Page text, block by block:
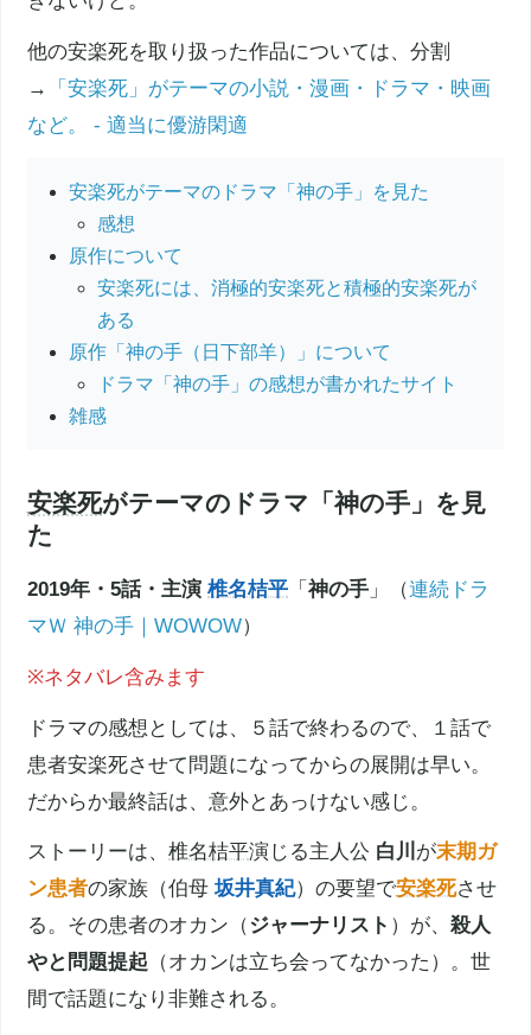
他の安楽死を取り扱った作品については、分割
→
「安楽死」がテーマの小説・漫画・ドラマ・映画
など。 - 適当に優游閑適
安楽死がテーマのドラマ「神の手」を見た
感想
原作について
安楽死には、消極的安楽死と積極的安楽死が
ある
原作「神の手（日下部羊）」について
ドラマ「神の手」の感想が書かれたサイト
雑感
安楽死がテーマのドラマ「神の手」を見
た
2019年・5話・主演 椎名桔平 「神の手 」（連続ドラ
マＷ 神の手｜WOWOW）
※ネタバレ含みます
ドラマの感想としては、５話で終わるので、１話で
患者安楽死させて問題になってからの展開は早い。
だからか最終話は、意外とあっけない感じ。
ストーリーは、椎名桔平演じる主人公 白川 が末期ガ
ン患者の家族（伯母坂井真紀）の要望で安楽死させ
る。その患者のオカン（ジャーナリスト ）が、殺人
やと問題提起 （オカンは立ち会ってなかった）。世
間で話題になり非難される。